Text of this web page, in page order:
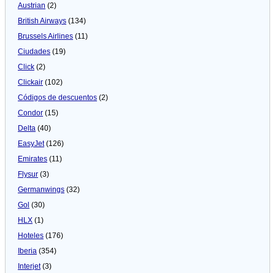
Austrian (2)
British Airways (134)
Brussels Airlines (11)
Ciudades (19)
Click (2)
Clickair (102)
Códigos de descuentos (2)
Condor (15)
Delta (40)
EasyJet(126)
Emirates (11)
Flysur (3)
Germanwings (32)
Gol (30)
HLX (1)
Hoteles (176)
Iberia (354)
Interjet(3)